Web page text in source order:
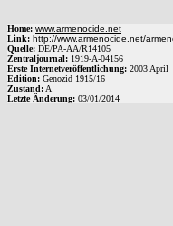
Home: www.armenocide.net
Link: http://www.armenocide.net/
Quelle: DE/PA-AA/R14105
Zentraljournal: 1919-A-04156
Erste Internetveröffentlichung: 2003 April
Edition: Genozid 1915/16
Zustand: A
Letzte Änderung: 03/01/2014